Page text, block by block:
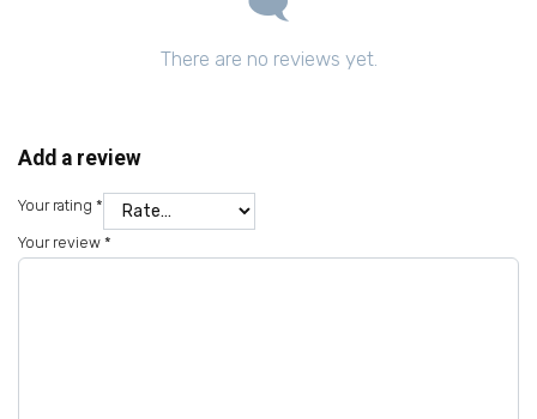
There are no reviews yet.
Add a review
Your rating *
Your review *